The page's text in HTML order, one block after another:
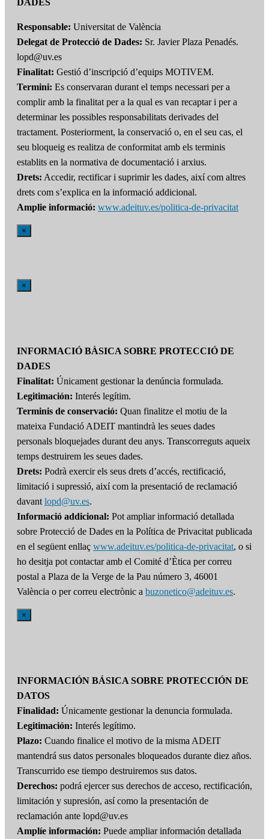
DADES
Responsable: Universitat de València
Delegat de Protecció de Dades: Sr. Javier Plaza Penadés.
lopd@uv.es
Finalitat: Gestió d’inscripció d’equips MOTIVEM.
Termini: Es conservaran durant el temps necessari per a
complir amb la finalitat per a la qual es van recaptar i per a
determinar les possibles responsabilitats derivades del
tractament. Posteriorment, la conservació o, en el seu cas, el
seu bloqueig es realitza de conformitat amb els terminis
establits en la normativa de documentació i arxius.
Drets: Accedir, rectificar i suprimir les dades, així com altres
drets com s’explica en la informació addicional.
Amplie informació: www.adeituv.es/politica-de-privacitat
×
×
INFORMACIÓ BÀSICA SOBRE PROTECCIÓ DE
DADES
Finalitat: Únicament gestionar la denúncia formulada.
Legitimación: Interés legítim.
Terminis de conservació: Quan finalitze el motiu de la
mateixa Fundació ADEIT mantindrà les seues dades
personals bloquejades durant deu anys. Transcorreguts aqueix
temps destruirem les seues dades.
Drets: Podrà exercir els seus drets d’accés, rectificació,
limitació i supressió, així com la presentació de reclamació
davant lopd@uv.es.
Informació addicional: Pot ampliar informació detallada
sobre Protecció de Dades en la Política de Privacitat publicada
en el següent enllaç www.adeituv.es/politica-de-privacitat, o si
ho desitja pot contactar amb el Comité d’Ètica per correu
postal a Plaza de la Verge de la Pau número 3, 46001
València o per correu electrònic a buzonetico@adeituv.es.
×
INFORMACIÓN BÁSICA SOBRE PROTECCIÓN DE
DATOS
Finalidad: Únicamente gestionar la denuncia formulada.
Legitimación: Interés legítimo.
Plazo: Cuando finalice el motivo de la misma ADEIT
mantendrá sus datos personales bloqueados durante diez años.
Transcurrido ese tiempo destruiremos sus datos.
Derechos: podrá ejercer sus derechos de acceso, rectificación,
limitación y supresión, así como la presentación de
reclamación ante lopd@uv.es
Amplíe información: Puede ampliar información detallada